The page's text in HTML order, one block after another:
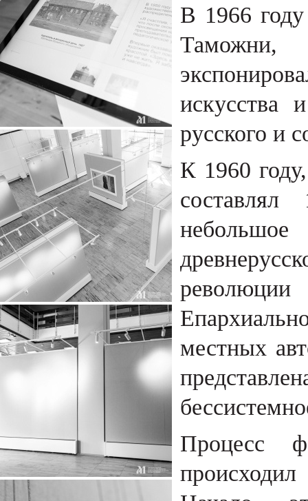
В 1966
искусства
русского и
К 1960
местных
Процесс